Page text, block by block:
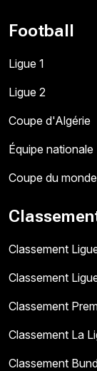
Football
Ligue 1
Ligue 2
Coupe d'Algérie
Équipe nationale
Coupe du monde
Classement
Classement
Classement
Classement La
Classement